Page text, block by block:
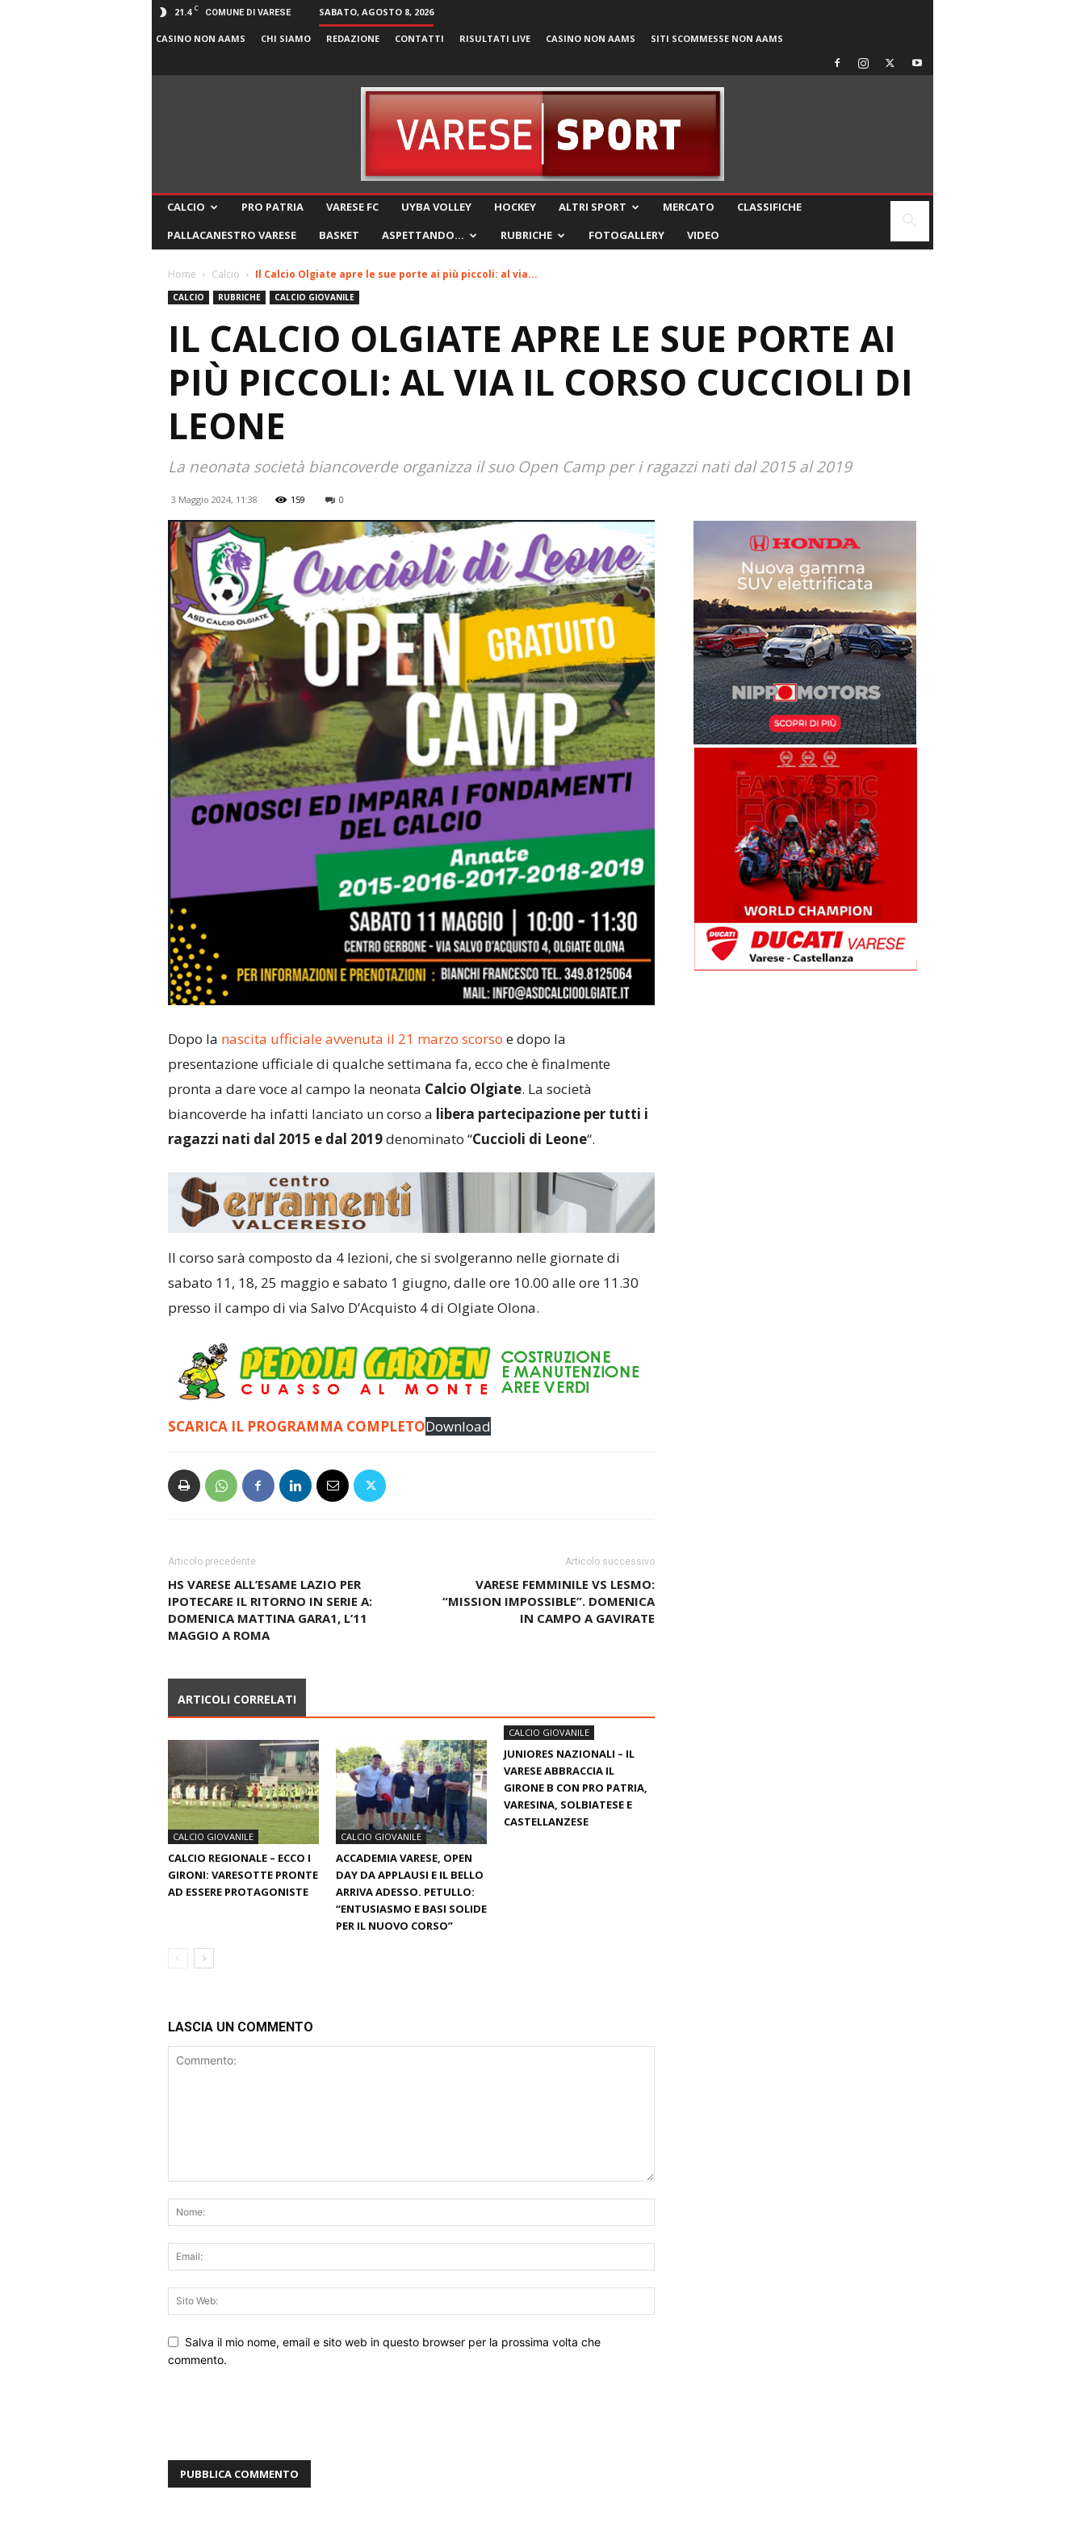
21.4 C COMUNE DI VARESE SABATO, AGOSTO 8, 2026
CASINO NON AAMS CHI SIAMO REDAZIONE CONTATTI RISULTATI LIVE CASINO NON AAMS SITI SCOMMESSE NON AAMS
CALCIO PRO PATRIA VARESE FC UYBA VOLLEY HOCKEY ALTRI SPORT MERCATO
CLASSIFICHE
PALLACANESTRO VARESE
BASKET ASPETTANDO… RUBRICHE FOTOGALLERY VIDEO
Home Calcio Il Calcio Olgiate apre le sue porte ai più piccoli: al via...
CALCIO RUBRICHE CALCIO GIOVANILE
IL CALCIO OLGIATE APRE LE SUE PORTE AI
PIÙ PICCOLI: AL VIA IL CORSO CUCCIOLI DI
LEONE
La neonata società biancoverde organizza il suo Open Camp per i ragazzi nati dal 2015 al 2019
3 Maggio 2024, 11:38 159 0
Dopo la nascita ufficiale avvenuta il 21 marzo scorso e dopo la
presentazione ufficiale di qualche settimana fa, ecco che è finalmente
pronta a dare voce al campo la neonata Calcio Olgiate. La società
biancoverde ha infatti lanciato un corso a libera partecipazione per tutti i
ragazzi nati dal 2015 e dal 2019denominato “Cuccioli di Leone“.
Il corso sarà composto da 4 lezioni, che si svolgeranno nelle giornate di
sabato 11, 18, 25 maggio e sabato 1 giugno, dalle ore 10.00 alle ore 11.30
presso il campo di via Salvo D’Acquisto 4 di Olgiate Olona.
SCARICA IL PROGRAMMA COMPLETODownload
Articolo precedente
HS VARESE ALL’ESAME LAZIO PER
IPOTECARE IL RITORNO IN SERIE A:
DOMENICA MATTINA GARA1, L’11
MAGGIO A ROMA
Articolo successivo
VARESE FEMMINILE VS LESMO:
“MISSION IMPOSSIBLE”. DOMENICA
IN CAMPO A GAVIRATE
ARTICOLI CORRELATI
CALCIO GIOVANILE
CALCIO REGIONALE – ECCO I
GIRONI: VARESOTTE PRONTE
AD ESSERE PROTAGONISTE
CALCIO GIOVANILE
ACCADEMIA VARESE, OPEN
DAY DA APPLAUSI E IL BELLO
ARRIVA ADESSO. PETULLO:
“ENTUSIASMO E BASI SOLIDE
PER IL NUOVO CORSO”
CALCIO GIOVANILE
JUNIORES NAZIONALI – IL
VARESE ABBRACCIA IL
GIRONE B CON PRO PATRIA,
VARESINA, SOLBIATESE E
CASTELLANZESE
LASCIA UN COMMENTO
Salva il mio nome, email e sito web in questo browser per la prossima volta che
commento.